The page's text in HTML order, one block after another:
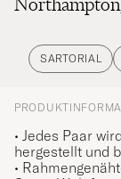
SARTORIAL
• Jedes Paar
hergestellt und
•